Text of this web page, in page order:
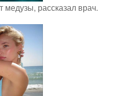
медузы, рассказал врач.